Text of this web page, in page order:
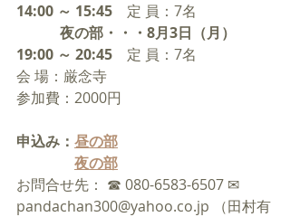
14:00 ～ 15:45 定 員：7名
夜の部・・・8月3日（月）
19:00 ～ 20:45 定 員：7名
会 場：厳念寺
参加費：2000円
申込み： 昼の部
夜の部
お問合せ先： ☎ 080-6583-6507 ✉
pandachan300@yahoo.co.jp （田村有